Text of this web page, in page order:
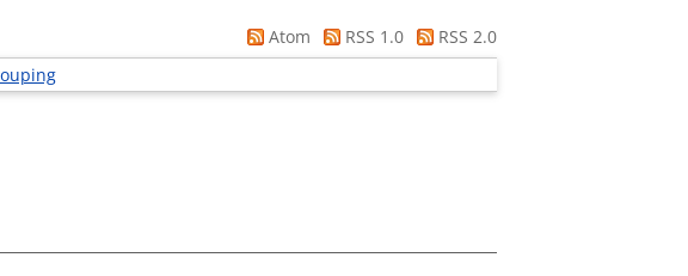
Atom RSS 1.0
RSS 2.0